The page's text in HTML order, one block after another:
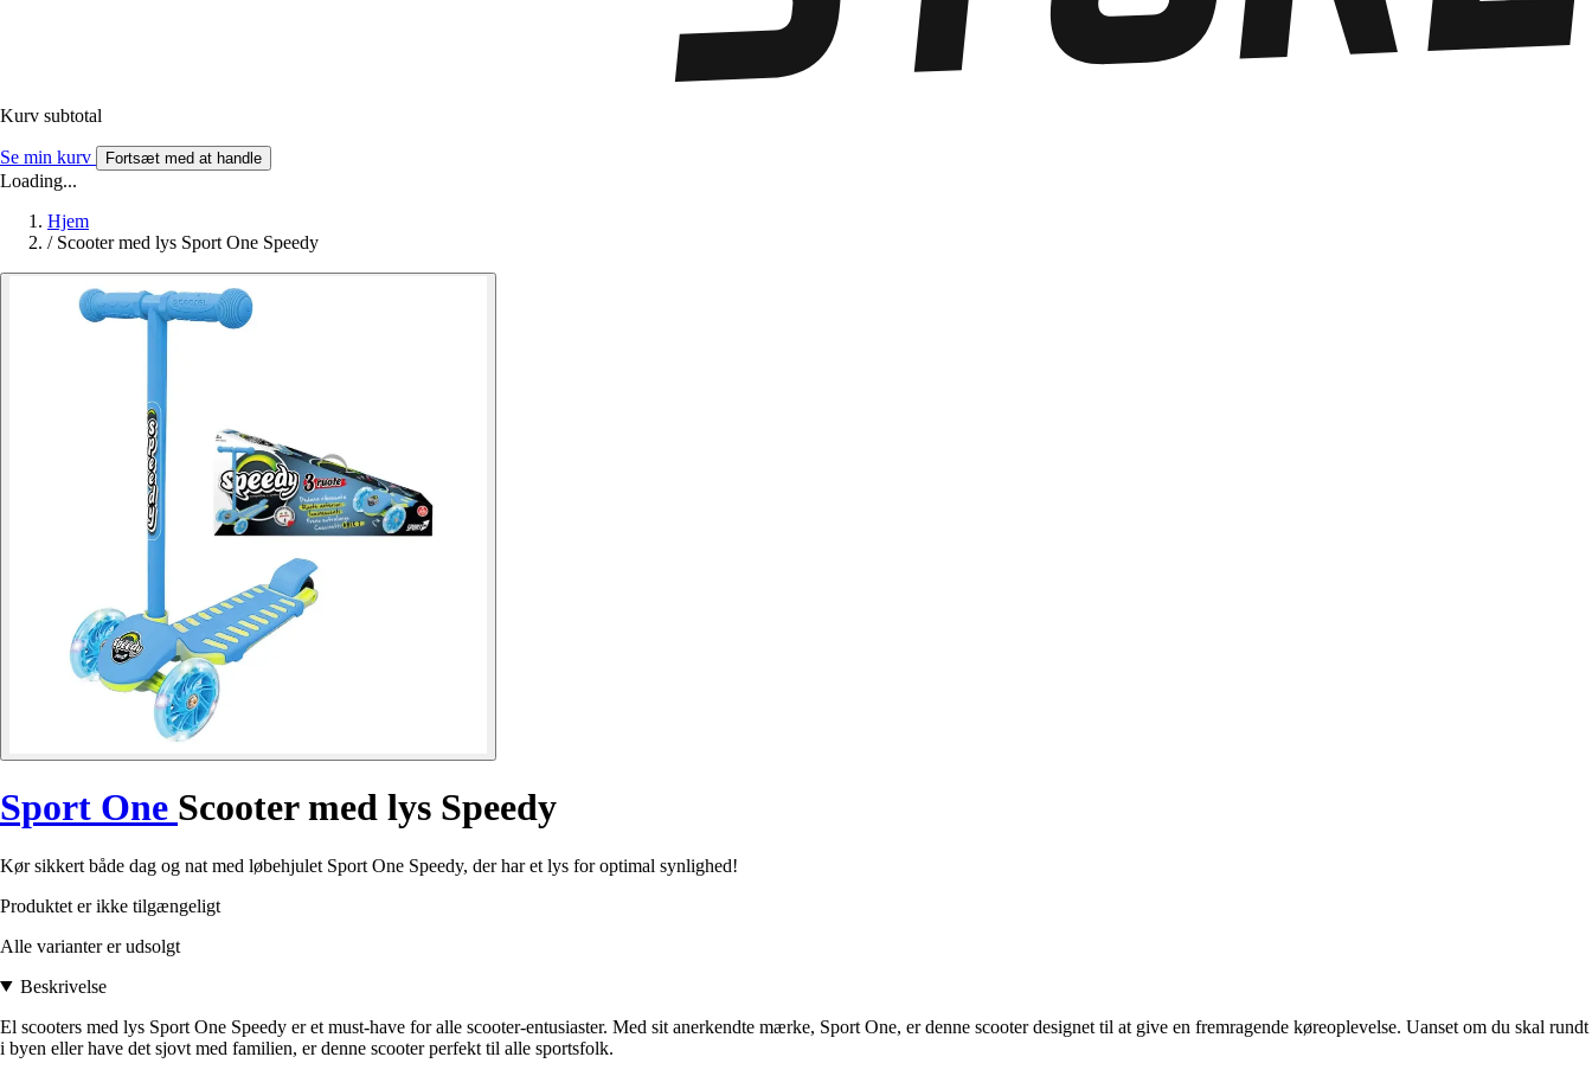
Kurv subtotal
Se min kurv Fortsæt med at handle
Loading...
Hjem
/ Scooter med lys Sport One Speedy
Sport One Scooter med lys Speedy
Kør sikkert både dag og nat med løbehjulet Sport One Speedy, der har et lys for optimal synlighed!
Produktet er ikke tilgængeligt
Alle varianter er udsolgt
Beskrivelse
El scooters med lys Sport One Speedy er et must-have for alle scooter-entusiaster. Med sit anerkendte mærke, Sport One, er denne scooter designet til at give en fremragende køreoplevelse. Uanset om du skal rundt
i byen eller have det sjovt med familien, er denne scooter perfekt til alle sportsfolk.